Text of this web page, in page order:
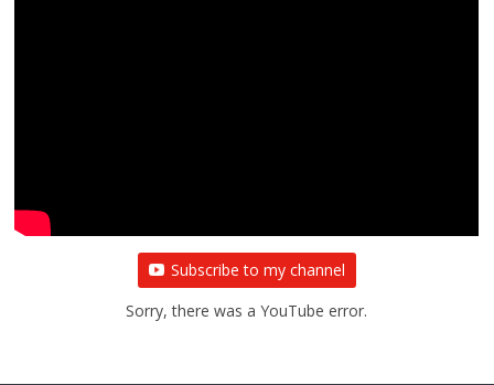
Subscribe to my channel
Sorry, there was a YouTube error.